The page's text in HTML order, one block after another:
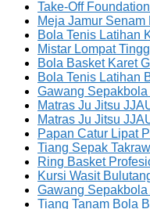
Take-Off
Meja Jamur Senam
Bola Tenis Latihan
Mistar Lompat
Bola Basket Karet
Bola Tenis Latihan
Gawang
Matras Ju Jitsu
Matras Ju Jitsu
Papan Catur Lipat
Tiang Sepak
Ring Basket
Kursi Wasit
Gawang
Tiang Tanam Bola